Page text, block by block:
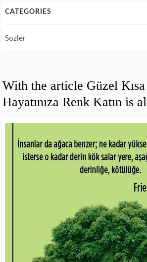
CATEGORIES
Sozler
With the article Güzel
Hayatınıza Renk Katın is